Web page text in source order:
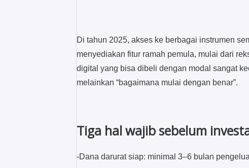
Di tahun 2025, akses ke berbagai instrumen
menyediakan fitur ramah pemula, mulai dari
digital yang bisa dibeli dengan modal sangat
melainkan “bagaimana mulai dengan benar”.
Tiga hal wajib sebelum
-Dana darurat siap: minimal 3–6 bulan